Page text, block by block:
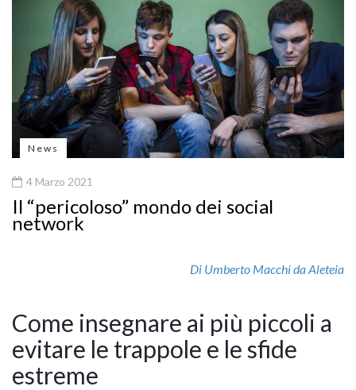
News
4 Marzo 2021
Il “pericoloso” mondo dei social
network
Di Umberto Macchi da Aleteia
Come insegnare ai più piccoli a
evitare le trappole e le sfide
estreme